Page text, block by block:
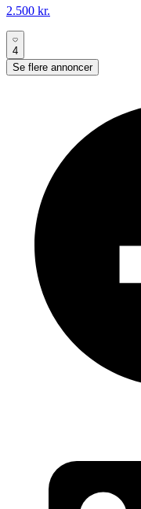
2.500 kr.
4
Se flere annoncer